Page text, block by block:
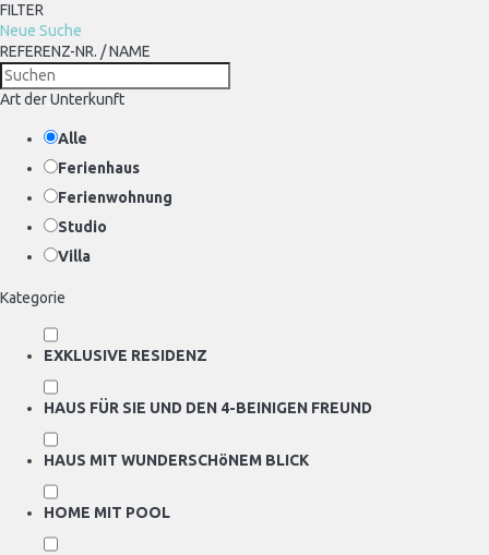
FILTER
Neue Suche
REFERENZ-NR. / NAME
Art der Unterkunft
Alle
Ferienhaus
Ferienwohnung
Studio
Villa
Kategorie
EXKLUSIVE RESIDENZ
HAUS FÜR SIE UND DEN 4-BEINIGEN FREUND
HAUS MIT WUNDERSCHöNEM BLICK
HOME MIT POOL